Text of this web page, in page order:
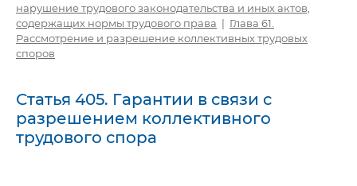
нарушение трудового законодательства и иных актов,
содержащих нормы трудового права | Глава 61.
Рассмотрение и разрешение коллективных трудовых
споров
Статья 405. Гарантии в связи с
разрешением коллективного
трудового спора